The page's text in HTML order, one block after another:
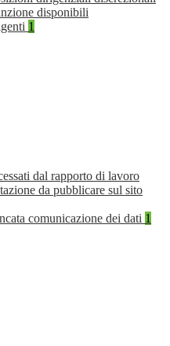
disponibili
1
dal rapporto di lavoro
da pubblicare sul sito
comunicazione dei dati 1